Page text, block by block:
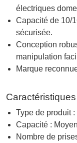
électriques
Capacité de 10/
sécurisée.
Conception
manipulation
Marque
Type de produit
Capacité :
Nombre de